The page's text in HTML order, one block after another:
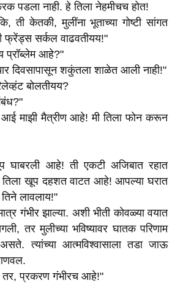
पडला नाही. हे तिला नेहमीचच होत!
ती केतकी, मुलींना भूताच्या गोष्टी सांगत
सर्कल वाढवतीयय!"
प्रॉब्लेम आहे?"
दिवसापासून शकुंतला शाळेत आली नाही!"
बोलतीयय?
माझी मैत्रीण आहे! मी तिला फोन करून
घाबरली आहे! ती एकटी अजिबात रहात
तिला खूप दहशत वाटत आहे! आपल्या घरात
लावलाय!"
गंभीर झाल्या. अशी भीती कोवळ्या वयात
तर मुलीच्या भविष्यावर घातक परिणाम
त्यांच्या आत्मविश्वासाला तडा जाऊ
प्रकरण गंभीरच आहे!"